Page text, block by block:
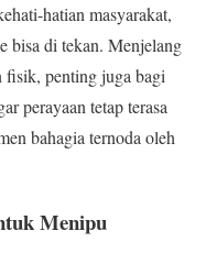
hatian masyarakat,
bisa di tekan. Menjelang
fisik, penting juga bagi
perayaan tetap terasa
bahagia ternoda oleh
Menipu